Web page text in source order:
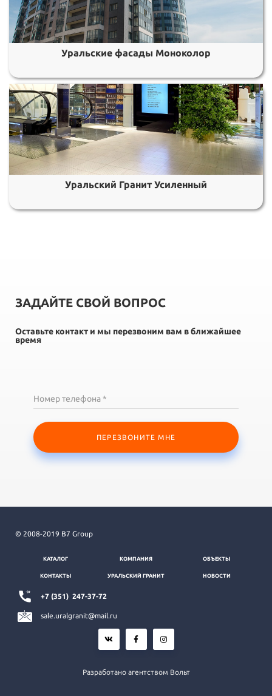
Уральские фасады Моноколор
Уральский Гранит Усиленный
ЗАДАЙТЕ СВОЙ ВОПРОС
Оставьте контакт и мы перезвоним вам в ближайшее
время
Номер телефона *
ПЕРЕЗВОНИТЕ МНЕ
© 2008-2019 B7 Group
КАТАЛОГ КОМПАНИЯ ОБЪЕКТЫ
КОНТАКТЫ УРАЛЬСКИЙ ГРАНИТ НОВОСТИ
+7 (351) 247-37-72
sale.uralgranit@mail.ru
Разработано агентством Вольт